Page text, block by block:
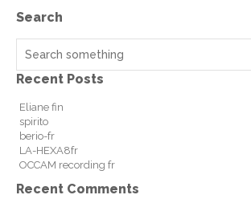
Search
Recent Posts
Eliane fin
spirito
berio-fr
LA-HEXA8fr
OCCAM recording fr
Recent Comments